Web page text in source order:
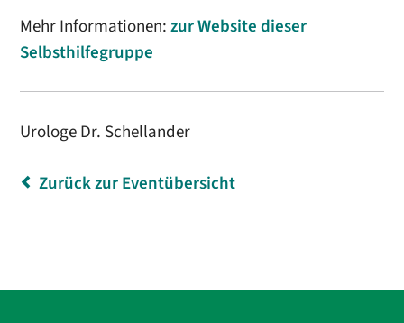
Mehr Informationen:zur Website dieser
Selbsthilfegruppe
Urologe Dr. Schellander
Zurück zur Eventübersicht